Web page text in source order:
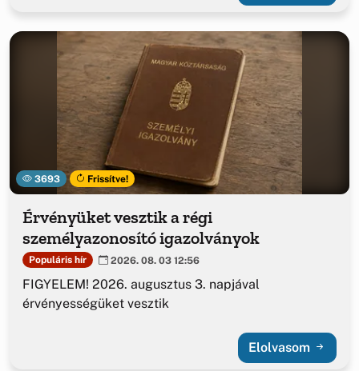
3693 Frissítve!
Érvényüket vesztik a régi
személyazonosító igazolványok
Populáris hír 2026. 08. 03 12:56
FIGYELEM! 2026. augusztus 3. napjával
érvényességüket vesztik
Elolvasom